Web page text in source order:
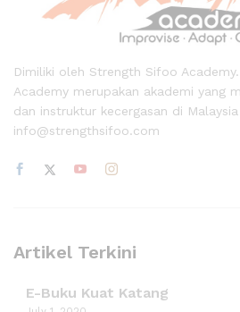
Dimiliki oleh Strength Sifoo
Academy merupakan akademi yang
dan instruktur kecergasan di Malaysia
info@strengthsifoo.com
Artikel Terkini
E-Buku Kuat Katang